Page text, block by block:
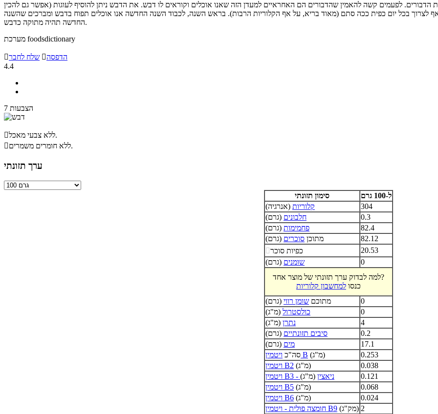
הדבורים. לפעמים קשה להאמין שהדבורים הם האחראיים למעדן הזה שאנו אוכלים וקוראים לו דבש. את הדבש ניתן להוסיף לעוגות (אפשר גם להכין
לצרוך בכל יום כפית ככה סתם (מאוד בריא, על אף הקלוריות הרבות). בראש השנה, לכבוד השנה החדשה אנו אוכלים תפוח בדבש ומברכים שהשנה
החדשה תהיה מתוקה כדבש.
מערכת foodsdictionary
שלח לחבר הדפסה
4.4
7 הצבעות

ללא צבעי מאכל.

ללא חומרים משמרים.
ערך תזונתי
סימון תזונתי
ל-100 גרם
קלוריות (אנרגיה)
304
חלבונים (גרם)
0.3
פחמימות (גרם)
82.4
מתוכן סוכרים (גרם)
82.12
כפיות סוכר
20.53
שומנים (גרם)
0
למה לבדוק ערך תזונתי של מוצר אחד?
כנסו למחשבון קלוריות
מתוכם שומן רווי (גרם)
0
כולסטרול (מ"ג)
0
נתרן (מ"ג)
4
סיבים תזונתיים (גרם)
0.2
מים (גרם)
17.1
סה"כ ויטמין B (מ"ג)
0.253
ויטמין B2
(מ"ג)
0.038
ויטמין B3 - ניאצין (מ"ג)
0.121
ויטמין B5
(מ"ג)
0.068
ויטמין B6
(מ"ג)
0.024
חומצה פולית - ויטמין B9
(מק"ג) 2